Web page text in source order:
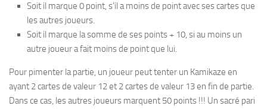
Soit il marque 0 point, s’il a moins de point avec ses cartes que
les autres joueurs.
Soit il marque la somme de ses points + 10, si au moins un
autre joueur a fait moins de point que lui.
Pour pimenter la partie, un joueur peut tenter un Kamikaze en
ayant 2 cartes de valeur 12 et 2 cartes de valeur 13 en fin de partie.
Dans ce cas, les autres joueurs marquent 50 points !!! Un sacré pari